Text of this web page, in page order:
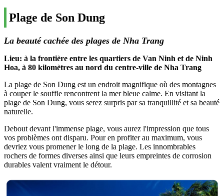
Plage de Son Dung
La beauté cachée des plages de Nha Trang
Lieu: à la frontière entre les quartiers de Van Ninh et de Ninh
Hoa, à 80 kilomètres au nord du centre-ville de Nha Trang
La plage de Son Dung est un endroit magnifique où des montagnes
à couper le souffle rencontrent la mer bleue calme. En visitant la
plage de Son Dung, vous serez surpris par sa tranquillité et sa beauté
naturelle.
Debout devant l'immense plage, vous aurez l'impression que tous
vos problèmes ont disparu. Pour en profiter au maximum, vous
devriez vous promener le long de la plage. Les innombrables
rochers de formes diverses ainsi que leurs empreintes de corrosion
durables valent vraiment le détour.